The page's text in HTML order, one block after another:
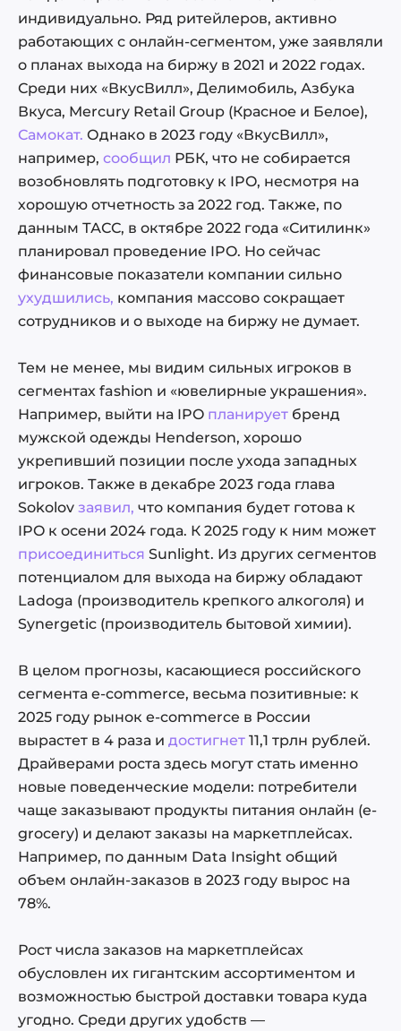
индивидуально. Ряд ритейлеров, активно
работающих с онлайн-сегментом, уже заявляли
о планах выхода на биржу в 2021 и 2022 годах.
Среди них «ВкусВилл», Делимобиль, Азбука
Вкуса, Mercury Retail Group (Красное и Белое),
Самокат. Однако в 2023 году «ВкусВилл»,
например, сообщил РБК, что не собирается
возобновлять подготовку к IPO, несмотря на
хорошую отчетность за 2022 год. Также, по
данным ТАСС, в октябре 2022 года «Ситилинк»
планировал проведение IPO. Но сейчас
финансовые показатели компании сильно
ухудшились, компания массово сокращает
сотрудников и о выходе на биржу не думает.
Тем не менее, мы видим сильных игроков в
сегментах fashion и «ювелирные украшения».
Например, выйти на IPO планирует бренд
мужской одежды Henderson, хорошо
укрепивший позиции после ухода западных
игроков. Также в декабре 2023 года глава
Sokolov заявил, что компания будет готова к
IPO к осени 2024 года. К 2025 году к ним может
присоединиться Sunlight. Из других сегментов
потенциалом для выхода на биржу обладают
Ladoga (производитель крепкого алкоголя) и
Synergetic (производитель бытовой химии).
В целом прогнозы, касающиеся российского
сегмента e-commerce, весьма позитивные: к
2025 году рынок e-commerce в России
вырастет в 4 раза и достигнет 11,1 трлн рублей.
Драйверами роста здесь могут стать именно
новые поведенческие модели: потребители
чаще заказывают продукты питания онлайн (e-
grocery) и делают заказы на маркетплейсах.
Например, по данным Data Insight общий
объем онлайн-заказов в 2023 году вырос на
78%.
Рост числа заказов на маркетплейсах
обусловлен их гигантским ассортиментом и
возможностью быстрой доставки товара куда
угодно. Среди других удобств —